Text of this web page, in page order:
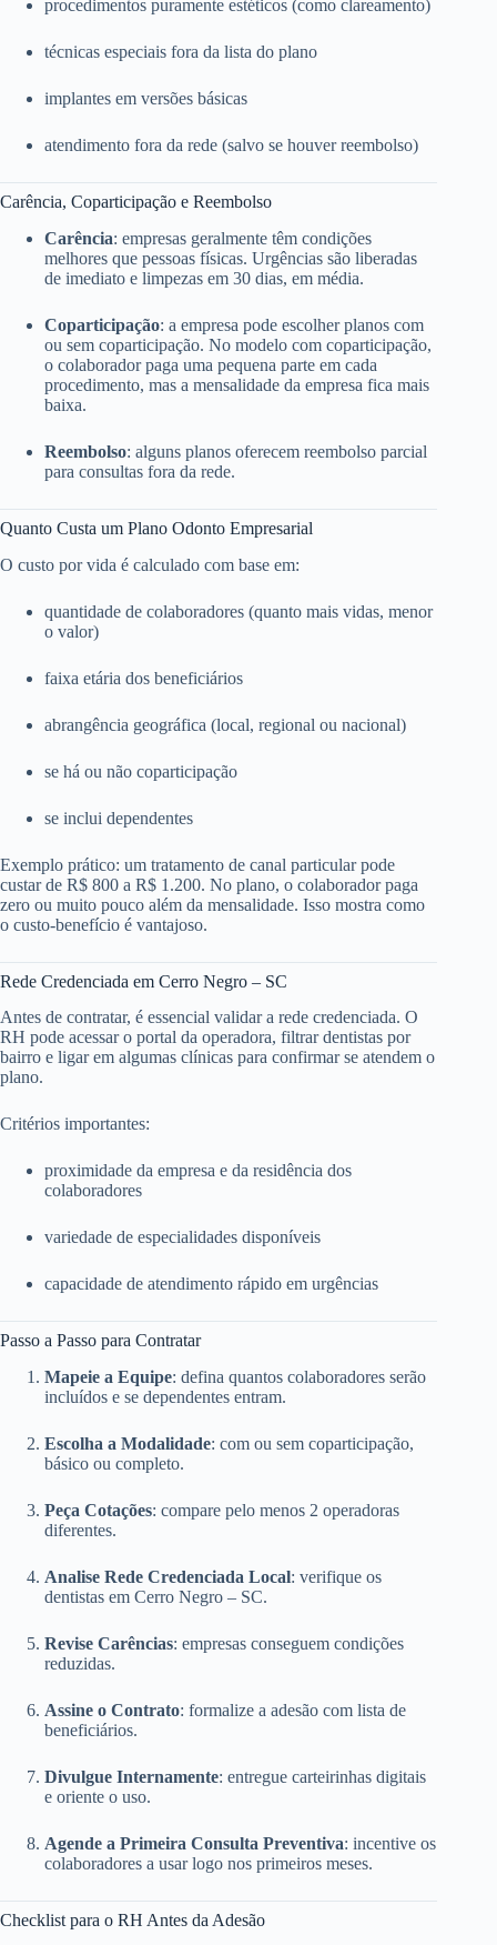
procedimentos puramente estéticos (como clareamento)
técnicas especiais fora da lista do plano
implantes em versões básicas
atendimento fora da rede (salvo se houver reembolso)
Carência, Coparticipação e Reembolso
Carência: empresas geralmente têm condições
melhores que pessoas físicas. Urgências são liberadas
de imediato e limpezas em 30 dias, em média.
Coparticipação: a empresa pode escolher planos com
ou sem coparticipação. No modelo com coparticipação,
o colaborador paga uma pequena parte em cada
procedimento, mas a mensalidade da empresa fica mais
baixa.
Reembolso: alguns planos oferecem reembolso parcial
para consultas fora da rede.
Quanto Custa um Plano Odonto Empresarial
O custo por vida é calculado com base em:
quantidade de colaboradores (quanto mais vidas, menor
o valor)
faixa etária dos beneficiários
abrangência geográfica (local, regional ou nacional)
se há ou não coparticipação
se inclui dependentes
Exemplo prático: um tratamento de canal particular pode
custar de R$ 800 a R$ 1.200. No plano, o colaborador paga
zero ou muito pouco além da mensalidade. Isso mostra como
o custo-benefício é vantajoso.
Rede Credenciada em Cerro Negro – SC
Antes de contratar, é essencial validar a rede credenciada. O
RH pode acessar o portal da operadora, filtrar dentistas por
bairro e ligar em algumas clínicas para confirmar se atendem o
plano.
Critérios importantes:
proximidade da empresa e da residência dos
colaboradores
variedade de especialidades disponíveis
capacidade de atendimento rápido em urgências
Passo a Passo para Contratar
Mapeie a Equipe: defina quantos colaboradores serão
incluídos e se dependentes entram.
Escolha a Modalidade: com ou sem coparticipação,
básico ou completo.
Peça Cotações: compare pelo menos 2 operadoras
diferentes.
Analise Rede Credenciada Local: verifique os
dentistas em Cerro Negro – SC.
Revise Carências: empresas conseguem condições
reduzidas.
Assine o Contrato: formalize a adesão com lista de
beneficiários.
Divulgue Internamente: entregue carteirinhas digitais
e oriente o uso.
Agende a Primeira Consulta Preventiva: incentive os
colaboradores a usar logo nos primeiros meses.
Checklist para o RH Antes da Adesão